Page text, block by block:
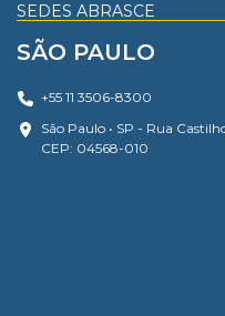
SEDES ABRASCE
SÃO PAULO
+55 11 3506-8300
São Paulo • SP - Rua
CEP: 04568-010